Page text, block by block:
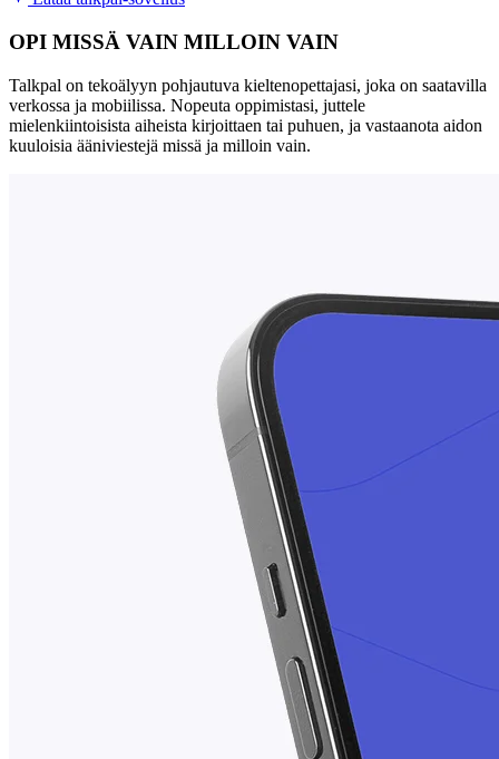
OPI MISSÄ VAIN MILLOIN VAIN
Talkpal on tekoälyyn pohjautuva kieltenopettajasi, joka on saatavilla
verkossa ja mobiilissa. Nopeuta oppimistasi, juttele
mielenkiintoisista aiheista kirjoittaen tai puhuen, ja vastaanota aidon
kuuloisia ääniviestejä missä ja milloin vain.